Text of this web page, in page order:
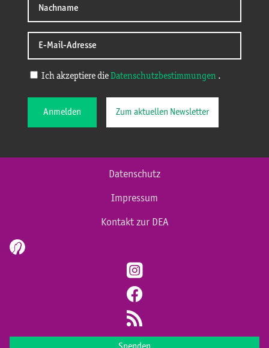
Ich akzeptiere die Datenschutzbestimmungen .
Anmelden Zum aktuellen Newsletter
Datenschutz
Impressum
Kontakt zur DEA